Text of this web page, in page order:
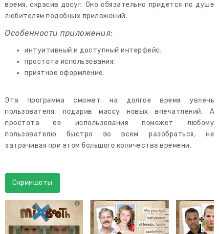
время, скрасив досуг. Оно обязательно придется по душе
любителям подобных приложений.
Особенности приложения:
интуитивный и доступный интерфейс;
простота использования;
приятное оформление.
Эта программа сможет на долгое время увлечь
пользователя, подарив массу новых впечатлений. А
простота ее использования поможет любому
пользователю быстро во всем разобраться, не
затрачивая при этом большого количества времени.
Скриншоты